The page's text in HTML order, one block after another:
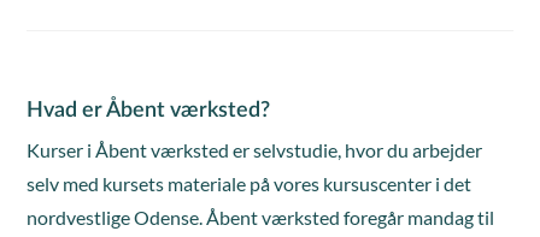
Hvad er Åbent værksted?
Kurser i Åbent værksted er selvstudie, hvor du arbejder
selv med kursets materiale på vores kursuscenter i det
nordvestlige Odense. Åbent værksted foregår mandag til